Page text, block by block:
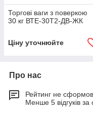
Торгові ваги з поверкою
30 кг ВТЕ-30Т2-ДВ-ЖК
Ціну уточнюйте
Про нас
Рейтинг не
Менше 5 відгуків за